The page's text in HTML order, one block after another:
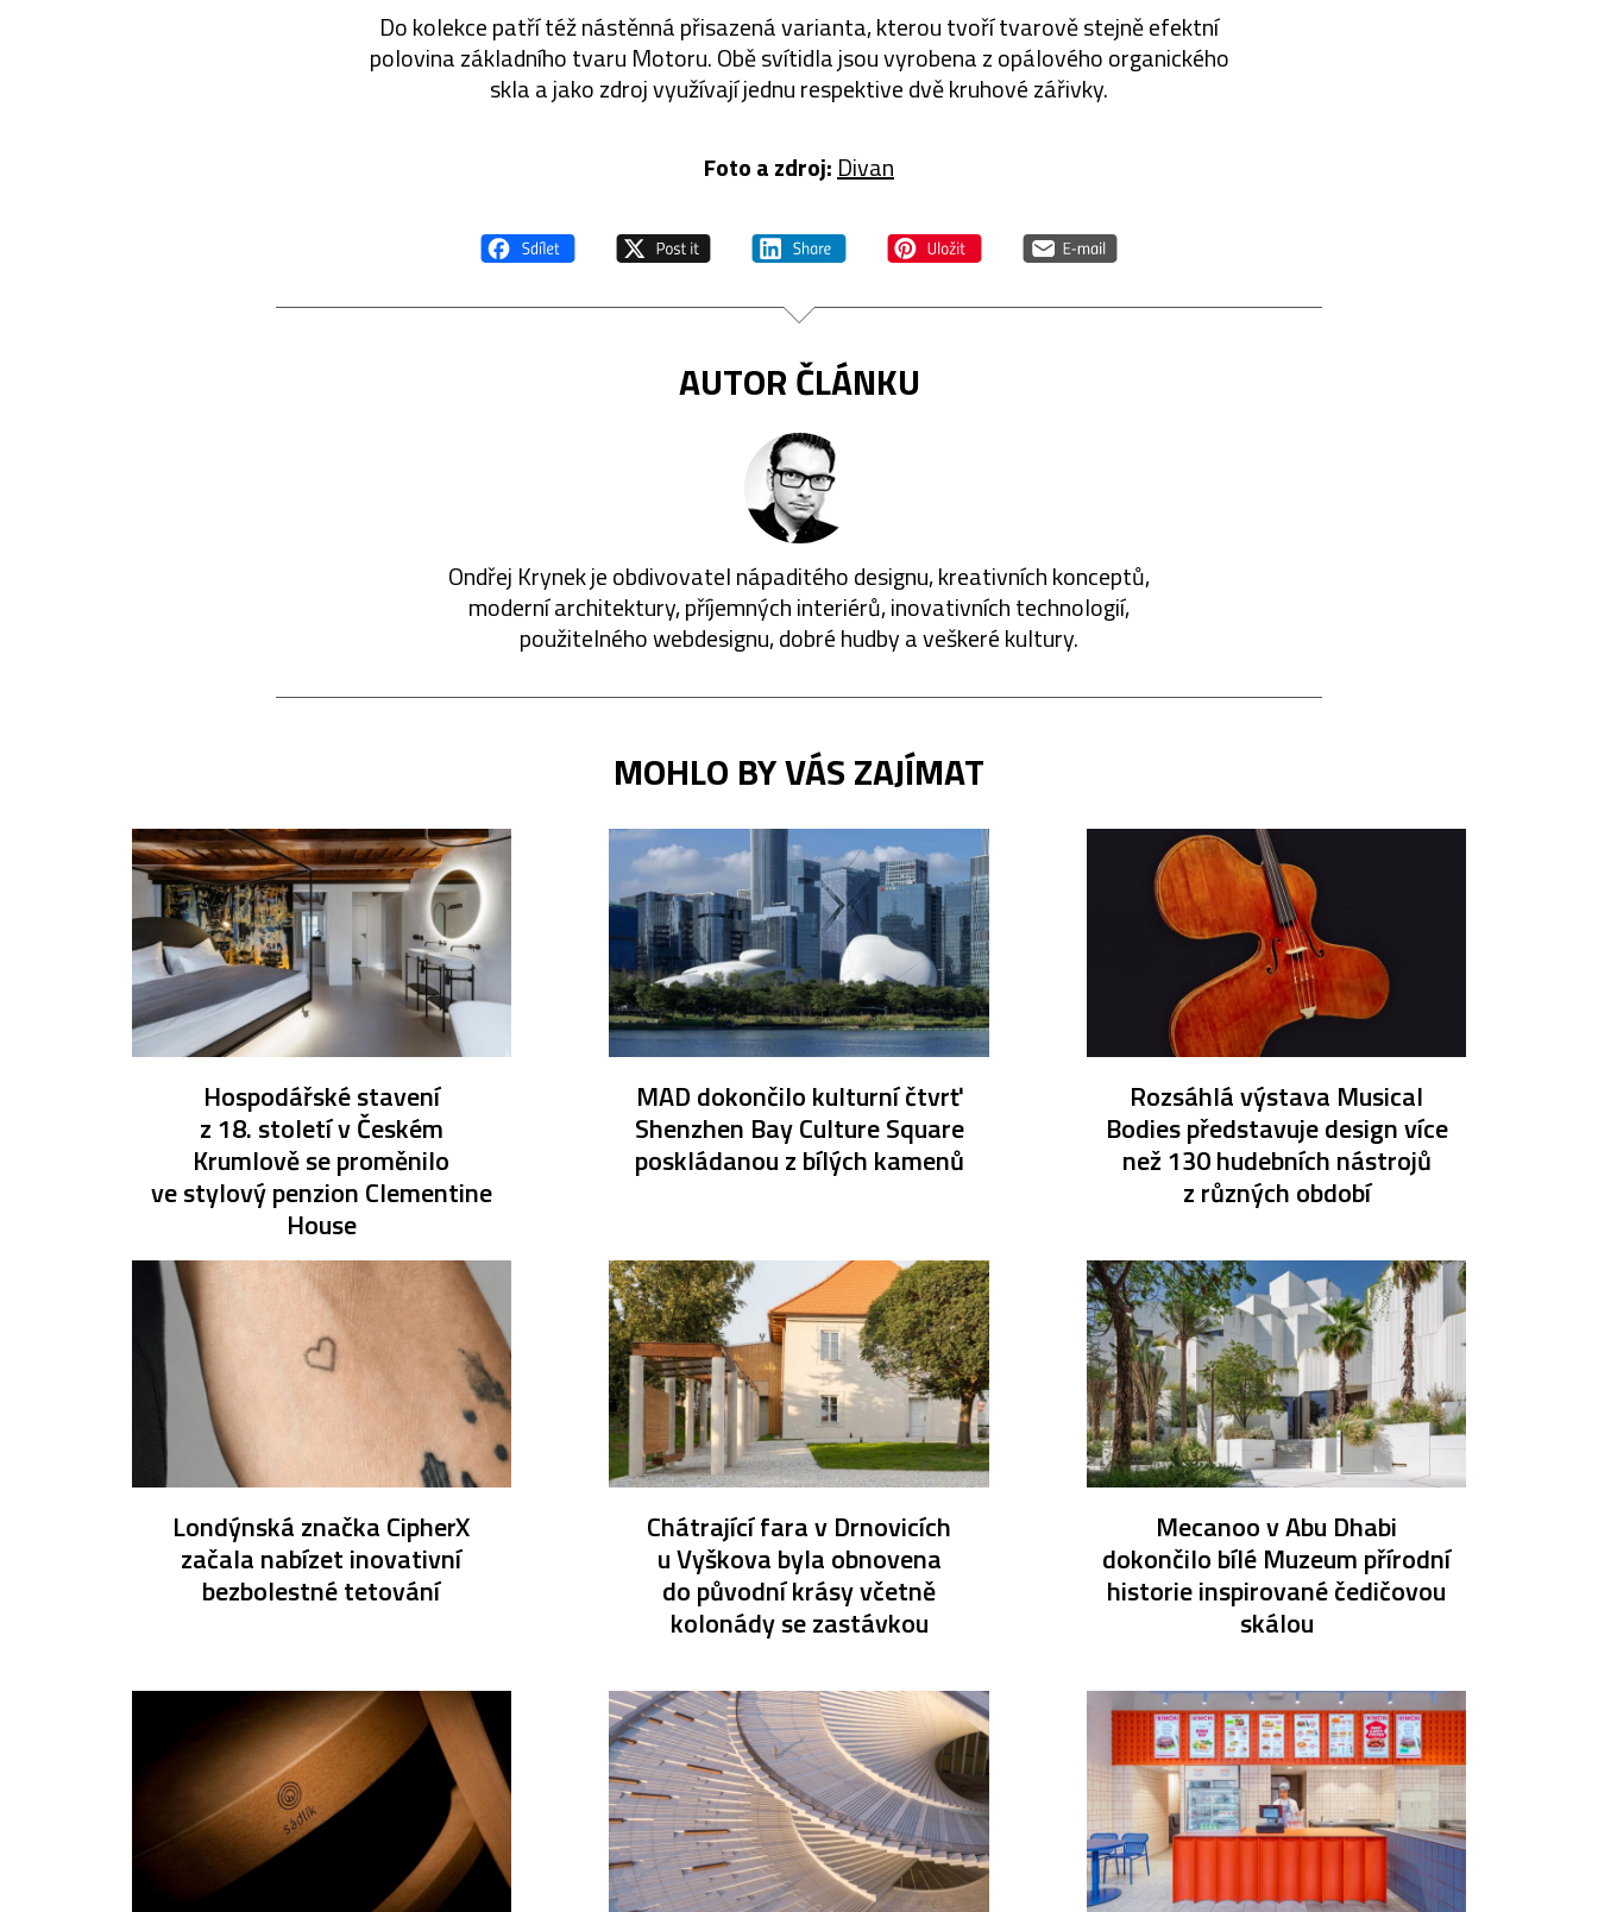
Do kolekce patří též nástěnná přisazená varianta, kterou tvoří tvarově stejně efektní
polovina základního tvaru Motoru. Obě svítidla jsou vyrobena z opálového organického
skla a jako zdroj využívají jednu respektive dvě kruhové zářivky.
Foto a zdroj: Divan
AUTOR ČLÁNKU
Ondřej Krynek je obdivovatel nápaditého designu, kreativních konceptů,
moderní architektury, příjemných interiérů, inovativních technologií,
použitelného webdesignu, dobré hudby a veškeré kultury.
MOHLO BY VÁS ZAJÍMAT
Hospodářské stavení
z 18. století v Českém
Krumlově se proměnilo
ve stylový penzion Clementine
House
MAD dokončilo kulturní čtvrť
Shenzhen Bay Culture Square
poskládanou z bílých kamenů
Rozsáhlá výstava Musical
Bodies představuje design více
než 130 hudebních nástrojů
z různých období
Londýnská značka CipherX
začala nabízet inovativní
bezbolestné tetování
Chátrající fara v Drnovicích
u Vyškova byla obnovena
do původní krásy včetně
kolonády se zastávkou
Mecanoo v Abu Dhabi
dokončilo bílé Muzeum přírodní
historie inspirované čedičovou
skálou